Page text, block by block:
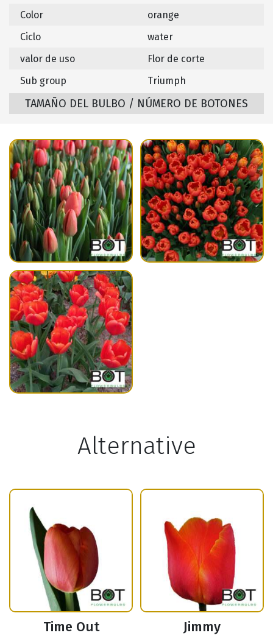
Color
orange
Ciclo
water
valor de uso
Flor de corte
Sub group
Triumph
TAMAÑO DEL BULBO / NÚMERO DE BOTONES
Alternative
Time Out Jimmy